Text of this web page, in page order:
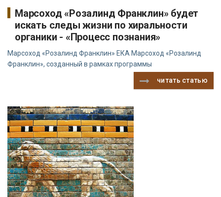
Марсоход «Розалинд Франклин» будет
искать следы жизни по хиральности
органики - «Процесс познания»
Марсоход «Розалинд Франклин» ЕКА Марсоход «Розалинд
Франклин», созданный в рамках программы
читать статью